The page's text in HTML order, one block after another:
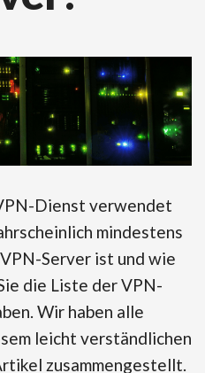
Dienst verwendet
mindestens
Server ist und wie
die Liste der VPN-
Wir haben alle
leicht verständlichen
zusammengestellt.